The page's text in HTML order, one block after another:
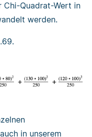
Chi-Quadrat-Wert in
werden.
in unserem